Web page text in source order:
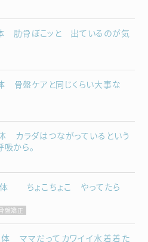
肋骨ぼこッと 出ているのが気
骨盤ケアと同じくらい大事な
カラダはつながっているという
から。
体 ちょこちょこ やってたら
盤矯正
体 ママだってカワイイ水着着た